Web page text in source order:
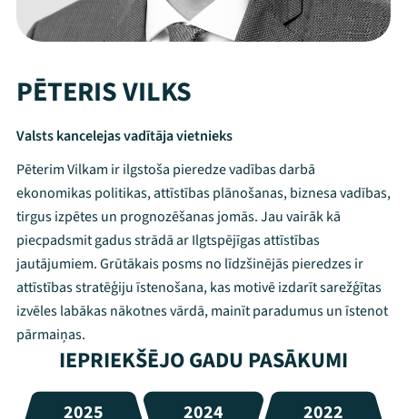
PĒTERIS VILKS
Valsts kancelejas vadītāja vietnieks
Pēterim Vilkam ir ilgstoša pieredze vadības darbā
ekonomikas politikas, attīstības plānošanas, biznesa vadības,
tirgus izpētes un prognozēšanas jomās. Jau vairāk kā
piecpadsmit gadus strādā ar Ilgtspējīgas attīstības
jautājumiem. Grūtākais posms no līdzšinējās pieredzes ir
attīstības stratēģiju īstenošana, kas motivē izdarīt sarežģītas
izvēles labākas nākotnes vārdā, mainīt paradumus un īstenot
pārmaiņas.
IEPRIEKŠĒJO GADU PASĀKUMI
2025 2024
2022